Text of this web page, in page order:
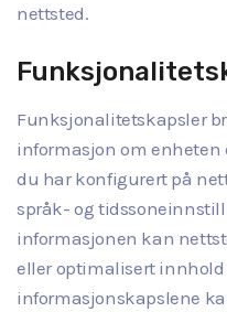
nettsted.
Funksjonalitetskapsler
informasjon om
du har konfigurert på
språk- og
informasjonen kan
eller optimalisert innhold
informasjonskapslene